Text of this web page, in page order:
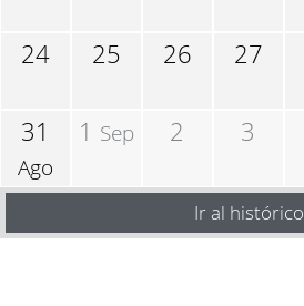
24 25 26 27
31
Ago
1 Sep 2 3
Ir al histórico